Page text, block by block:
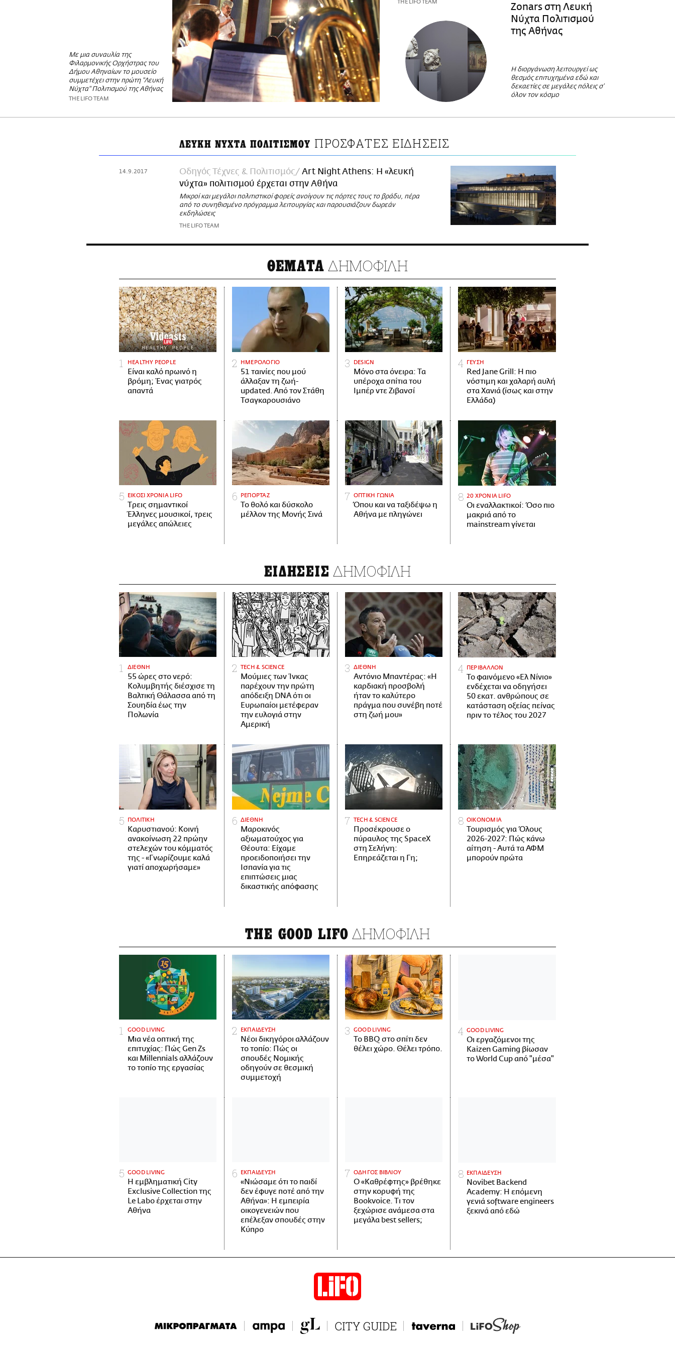
Με μια συναυλία της
Φιλαρμονικής Ορχήστρας του
Δήμου Αθηναίων το μουσείο
συμμετέχει στην πρώτη "Λευκή
Νύχτα" Πολιτισμού της Αθήνας
THE LIFO TEAM
THE LIFO TEAM
Zonars στη Λευκή
Νύχτα Πολιτισμού
της Αθήνας
Η διοργάνωση λειτουργεί ως
θεσμός επιτυχημένα εδώ και
δεκαετίες σε μεγάλες πόλεις σ’
όλον τον κόσμο
ΛΕΥΚΗ ΝΥΧΤΑ ΠΟΛΙΤΙΣΜΟΥ ΠΡΟΣΦΑΤΕΣ ΕΙΔΗΣΕΙΣ
14.9.2017 Οδηγός Τέχνες & Πολιτισμός
Art Night Athens: Η «λευκή
νύχτα» πολιτισμού έρχεται στην Αθήνα
Mικροί και μεγάλοι πολιτιστικοί φορείς ανοίγουν τις πόρτες τους το βράδυ, πέρα
από το συνηθισμένο πρόγραμμα λειτουργίας και παρουσιάζουν δωρεάν
εκδηλώσεις
THE LIFO TEAM
ΘΕΜΑΤΑ ΔΗΜΟΦΙΛΗ
HEALTHY PEOPLE
Είναι καλό πρωινό η
βρόμη; Ένας γιατρός
απαντά
ΗΜΕΡΟΛΟΓΙΟ
51 ταινίες που μού
άλλαξαν τη ζωή-
updated. Aπό τον Στάθη
Τσαγκαρουσιάνο
DESIGN
Μόνο στα όνειρα: Τα
υπέροχα σπίτια του
Ιμπέρ ντε Ζιβανσί
ΓΕΥΣΗ
Red Jane Grill: Η πιο
νόστιμη και χαλαρή αυλή
στα Χανιά (ίσως και στην
Ελλάδα)
ΕΙΚΟΣΙ ΧΡΟΝΙΑ LIFO
Tρεις σημαντικοί
Έλληνες μουσικοί, τρεις
μεγάλες απώλειες
ΡΕΠΟΡΤΑΖ
Το θολό και δύσκολο
μέλλον της Μονής Σινά
ΟΠΤΙΚΗ ΓΩΝΙΑ
Όπου και να ταξιδέψω η
Αθήνα με πληγώνει
20 ΧΡΟΝΙΑ LIFO
Οι εναλλακτικοί: Όσο πιο
μακριά από το
mainstream γίνεται
ΕΙΔΗΣΕΙΣ ΔΗΜΟΦΙΛΗ
ΔΙΕΘΝΗ
55 ώρες στο νερό:
Κολυμβητής διέσχισε τη
Βαλτική Θάλασσα από τη
Σουηδία έως την
Πολωνία
ΤECH & SCIENCE
Μούμιες των Ίνκας
παρέχουν την πρώτη
απόδειξη DNA ότι οι
Ευρωπαίοι μετέφεραν
την ευλογιά στην
Αμερική
ΔΙΕΘΝΗ
Αντόνιο Μπαντέρας: «Η
καρδιακή προσβολή
ήταν το καλύτερο
πράγμα που συνέβη ποτέ
στη ζωή μου»
ΠΕΡΙΒΑΛΛΟΝ
Το φαινόμενο «Ελ Νίνιο»
ενδέχεται να οδηγήσει
50 εκατ. ανθρώπους σε
κατάσταση οξείας πείνας
πριν το τέλος του 2027
ΠΟΛΙΤΙΚΗ
Καρυστιανού: Κοινή
ανακοίνωση 22 πρώην
στελεχών του κόμματός
της - «Γνωρίζουμε καλά
γιατί αποχωρήσαμε»
ΔΙΕΘΝΗ
Μαροκινός
αξιωματούχος για
Θέουτα: Είχαμε
προειδοποιήσει την
Ισπανία για τις
επιπτώσεις μιας
δικαστικής απόφασης
ΤECH & SCIENCE
Προσέκρουσε ο
πύραυλος της SpaceX
στη Σελήνη:
Επηρεάζεται η Γη;
ΟΙΚΟΝΟΜΙΑ
Τουρισμός για Όλους
2026-2027: Πώς κάνω
αίτηση - Αυτά τα ΑΦΜ
μπορούν πρώτα
THE GOOD LIFO ΔΗΜΟΦΙΛΗ
GOOD LIVING
Μια νέα οπτική της
επιτυχίας: Πώς Gen Zs
και Millennials αλλάζουν
το τοπίο της εργασίας
ΕΚΠΑΙΔΕΥΣΗ
Νέοι δικηγόροι αλλάζουν
το τοπίο: Πώς οι
σπουδές Νομικής
οδηγούν σε θεσμική
συμμετοχή
GOOD LIVING
Το BBQ στο σπίτι δεν
θέλει χώρο. Θέλει τρόπο.
GOOD LIVING
Οι εργαζόμενοι της
Kaizen Gaming βίωσαν
το World Cup από "μέσα"
GOOD LIVING
Η εμβληματική City
Exclusive Collection της
Le Labo έρχεται στην
Αθήνα
ΕΚΠΑΙΔΕΥΣΗ
«Νιώσαμε ότι το παιδί
δεν έφυγε ποτέ από την
Αθήνα»: Η εμπειρία
οικογενειών που
επέλεξαν σπουδές στην
Κύπρο
ΟΔΗΓΟΣ ΒΙΒΛΙΟΥ
Ο «Καθρέφτης» βρέθηκε
στην κορυφή της
Bookvoice. Τι τον
ξεχώρισε ανάμεσα στα
μεγάλα best sellers;
ΕΚΠΑΙΔΕΥΣΗ
Novibet Backend
Academy: Η επόμενη
γενιά software engineers
ξεκινά από εδώ